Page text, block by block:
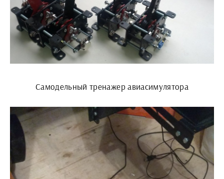
Самодельный тренажер авиасимулятора